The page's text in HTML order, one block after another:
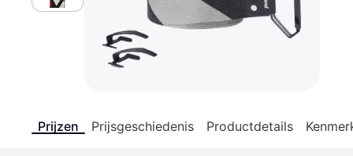
Prijzen Prijsgeschiedenis Productdetails